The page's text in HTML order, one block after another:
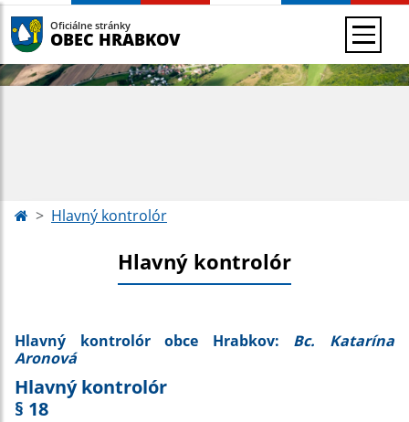
Oficiálne stránky
OBEC HRABKOV
Hlavný kontrolór
Hlavný kontrolór
Hlavný kontrolór obce Hrabkov:
Bc. Katarína
Aronová
Hlavný kontrolór
§ 18